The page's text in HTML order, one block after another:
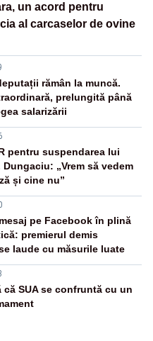
un acord pentru
al carcaselor de ovine
rămân la muncă.
prelungită până
salarizării
pentru suspendarea lui
Dungaciu: „Vrem să vedem
și cine nu”
pe Facebook în plină
premierul demis
laude cu măsurile luate
că SUA se confruntă cu un